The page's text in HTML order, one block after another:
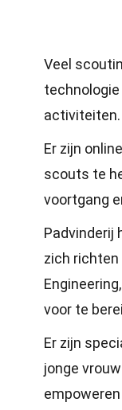
Veel
technologie
activiteiten.
Er zijn
scouts te
voortgang
Padvinderij
zich richten
voor te
Er zijn
jonge